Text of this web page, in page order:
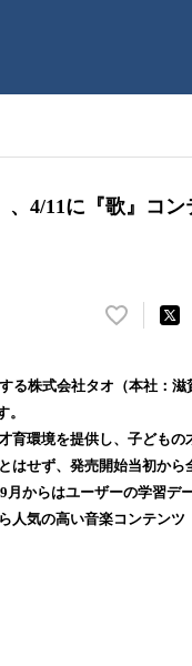
4/11に『歌』コ
い
！
を
読
み
込
る株式会社タオ（本社：
育環境を提供し、子ども
はせず、発売開始当初から
からはユーザーの学習デ
⼈気の高い⾳楽コンテンツ